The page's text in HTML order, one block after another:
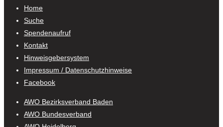
Home
Suche
Spendenaufruf
Kontakt
Hinweisgebersystem
Impressum / Datenschutzhinweise
Facebook
AWO Bezirksverband Baden
AWO Bundesverband